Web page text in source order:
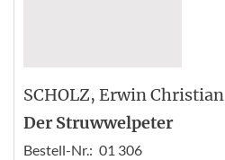
SCHOLZ, Erwin Christian
Der Struwwelpeter
Bestell-Nr.: 01 306